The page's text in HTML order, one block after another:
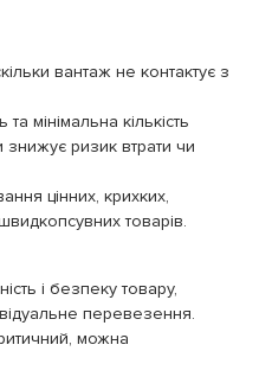
вантаж не контактує з
мінімальна кількість
знижує ризик втрати чи
цінних, крихких,
товарів.
і безпеку товару,
перевезення.
можна